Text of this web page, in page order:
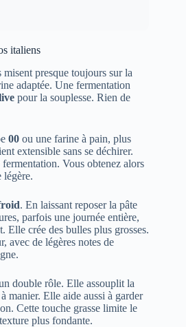
italiens
presque toujours sur la
adaptée. Une fermentation
pour la souplesse. Rien de
00 ou une farine à pain, plus
extensible sans se déchirer.
Vous obtenez alors
légère.
. En laissant reposer la pâte
parfois une journée entière,
Elle crée des bulles plus grosses.
avec de légères notes de
double rôle. Elle assouplit la
manier. Elle aide aussi à garder
Cette touche grasse limite le
plus fondante.